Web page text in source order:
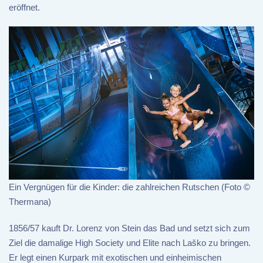
eröffnet.
Ein Vergnügen für die Kinder: die zahlreichen Rutschen (Foto ©
Thermana)
1856/57 kauft Dr. Lorenz von Stein das Bad und setzt sich zum
Ziel die damalige High Society und Elite nach Laško zu bringen.
Er legt einen Kurpark mit exotischen und einheimischen